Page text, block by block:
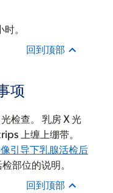
。
回到顶部
项
检查。 乳房 X 光
上缠上绷带。
引导下乳腺活检后
部位的说明。
回到顶部